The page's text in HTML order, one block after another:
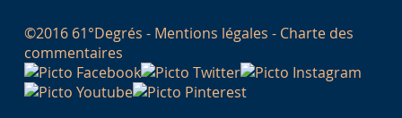
©2016 61°Degrés - Mentions légales - Charte des
commentaires